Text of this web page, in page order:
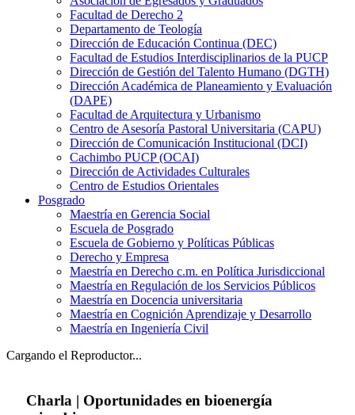
Facultad de Derecho 2
Departamento de Teología
Dirección de Educación Continua (DEC)
Facultad de Estudios Interdisciplinarios de la PUCP
Dirección de Gestión del Talento Humano (DGTH)
Dirección Académica de Planeamiento y Evaluación
(DAPE)
Facultad de Arquitectura y Urbanismo
Centro de Asesoría Pastoral Universitaria (CAPU)
Dirección de Comunicación Institucional (DCI)
Cachimbo PUCP (OCAI)
Dirección de Actividades Culturales
Centro de Estudios Orientales
Posgrado
Maestría en Gerencia Social
Escuela de Posgrado
Escuela de Gobierno y Políticas Públicas
Derecho y Empresa
Maestría en Derecho c.m. en Política Jurisdiccional
Maestría en Regulación de los Servicios Públicos
Maestría en Docencia universitaria
Maestría en Cognición Aprendizaje y Desarrollo
Maestría en Ingeniería Civil
Cargando el Reproductor...
Charla | Oportunidades en bioenergía